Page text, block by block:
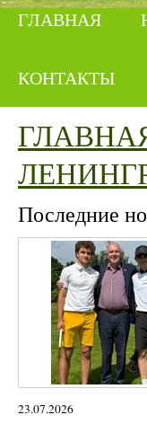
ГЛАВНАЯ
КОНТАКТЫ
Последние
23.07.2026